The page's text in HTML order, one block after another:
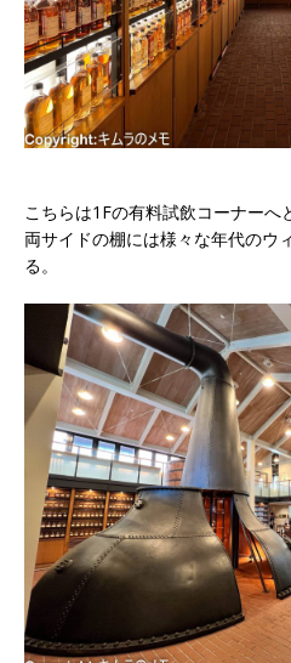
こちらは1Fの有料試飲コーナーへ
両サイドの棚には様々な年代のウ
る。